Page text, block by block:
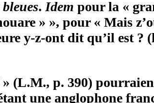
bleues. Idem pour la «
» », pour « Mais
y-z-ont dit qu’il est ?
» (L.M., p. 390)
une anglophone